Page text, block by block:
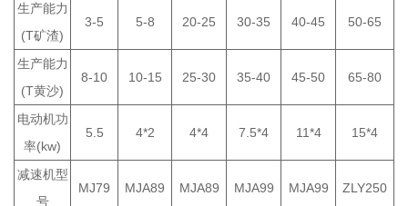
生产能力
(T矿渣)
3-5 5-8 20-25 30-35 40-45 50-65
生产能力
(T黄沙)
8-10 10-15 25-30 35-40 45-50 65-80
电动机功
率(kw)
5.5 4*2 4*4 7.5*4 11*4 15*4
减速机型
号
MJ79 MJA89 MJA89 MJA99 MJA99 ZLY250